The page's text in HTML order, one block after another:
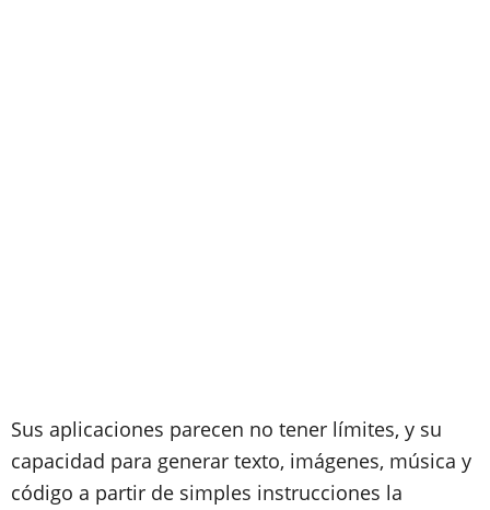
Sus aplicaciones parecen no tener límites, y su
capacidad para generar texto, imágenes, música y
código a partir de simples instrucciones la